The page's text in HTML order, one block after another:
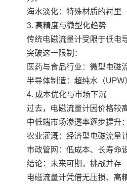
海水淡化：特殊材质的衬里
3. 高精度与微型化趋势
传统电磁流量计受限于低电
突破这一限制：
医药与食品行业：微型电磁
半导体制造：超纯水（UPW
4. 成本优化与市场下沉
过去，电磁流量计因价格较
中低端市场渗透率逐步提升：
农业灌溉：经济型电磁流量
市政管网：低成本、长寿命
结论：未来可期，挑战并存
电磁流量计凭借无压损、高